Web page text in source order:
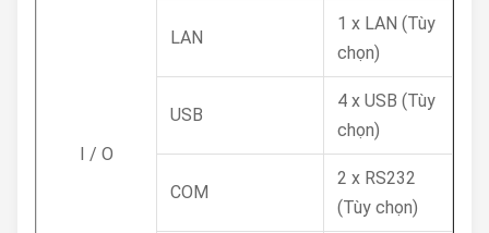
I / O
LAN
1 x LAN (Tùy
chọn)
USB
4 x USB (Tùy
chọn)
COM
2 x RS232
(Tùy chọn)